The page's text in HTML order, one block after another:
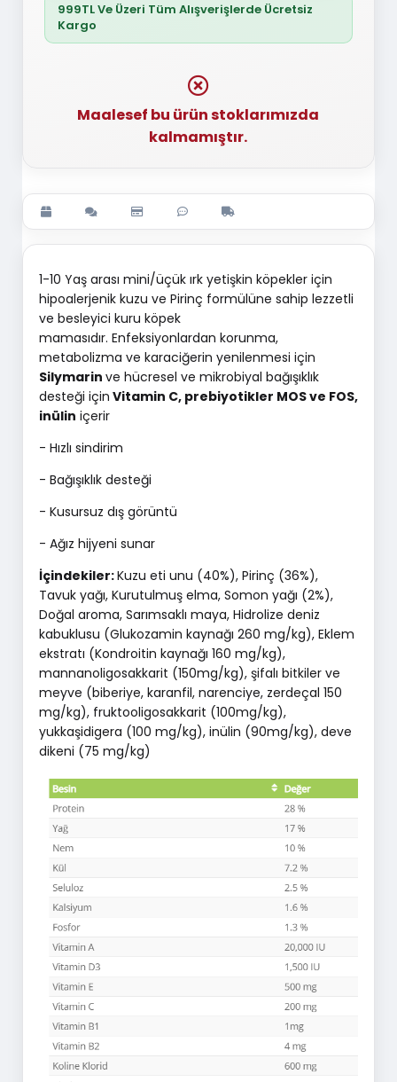
999TL Ve Üzeri Tüm Alışverişlerde Ücretsiz
Kargo
Maalesef bu ürün stoklarımızda
kalmamıştır.
1-10 Yaş arası mini/üçük ırk yetişkin köpekler için
hipoalerjenik kuzu ve Pirinç formülüne sahip lezzetli
ve besleyici kuru köpek
mamasıdır. Enfeksiyonlardan korunma,
metabolizma ve karaciğerin yenilenmesi için
Silymarin ve hücresel ve mikrobiyal bağışıklık
desteği için Vitamin C, prebiyotikler MOS ve FOS,
inülin içerir
- Hızlı sindirim
- Bağışıklık desteği
- Kusursuz dış görüntü
- Ağız hijyeni sunar
İçindekiler:Kuzu eti unu (40%), Pirinç (36%),
Tavuk yağı, Kurutulmuş elma, Somon yağı (2%),
Doğal aroma, Sarımsaklı maya, Hidrolize deniz
kabuklusu (Glukozamin kaynağı 260 mg/kg), Eklem
ekstratı (Kondroitin kaynağı 160 mg/kg),
mannanoligosakkarit (150mg/kg), şifalı bitkiler ve
meyve (biberiye, karanfil, narenciye, zerdeçal 150
mg/kg), fruktooligosakkarit (100mg/kg),
yukkaşidigera (100 mg/kg), inülin (90mg/kg), deve
dikeni (75 mg/kg)